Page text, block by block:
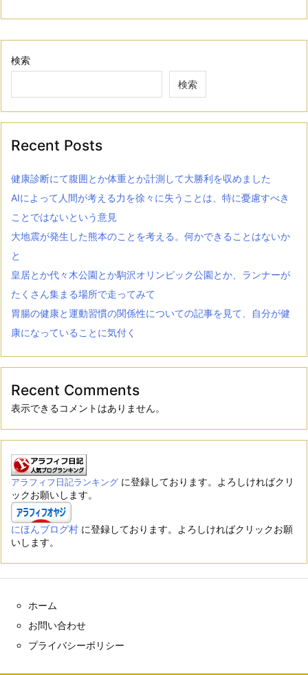
検索
検索
Recent Posts
健康診断にて腹囲とか体重とか計測して大勝利を収めました
AIによって人間が考える力を徐々に失うことは、特に憂慮すべき
ことではないという意見
大地震が発生した熊本のことを考える。何かできることはないか
と
皇居とか代々木公園とか駒沢オリンピック公園とか、ランナーが
たくさん集まる場所で走ってみて
胃腸の健康と運動習慣の関係性についての記事を見て、自分が健
康になっていることに気付く
Recent Comments
表示できるコメントはありません。
アラフィフ日記ランキング に登録しております。よろしければクリ
ックお願いします。
にほんブログ村 に登録しております。よろしければクリックお願
いします。
ホーム
お問い合わせ
プライバシーポリシー